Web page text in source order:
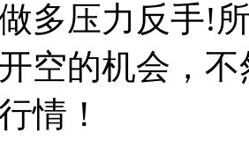
多压力反手!
空的机会，
情！